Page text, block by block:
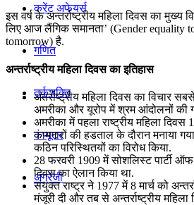
करेंट अफेयर्स
गणित
तर्कशक्ति
कंप्यूटर
अंग्रेजी
इस वर्ष के अन्तर्राष्ट्रीय महिला दिवस का
लिए आज लैंगिक समानता’ (Gender equality
tomorrow) है.
अन्तर्राष्ट्रीय महिला दिवस का इतिहास
अंतर्राष्‍ट्रीय महिला दिवस का विचार
अमरीका और यूरोप में श्रम आंदोलनों की
अमरीका में पहला राष्‍ट्रीय महिला दिवस
कामगारों की हडताल के दौरान मनाया
कठिन परिस्थितयों का विरोध किया.
28 फरवरी 1909 में सोशलिस्ट पार्टी ऑफ
दिवस का ऐलान किया था.
संयुक्त राष्ट्र ने 1977 में 8 मार्च को
मंजूरी दी और तब से अन्तर्राष्ट्रीय महिला